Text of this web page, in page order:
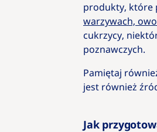
produkty, które
warzywach,
cukrzycy,
poznawczych.
Pamiętaj
jest również
Jak